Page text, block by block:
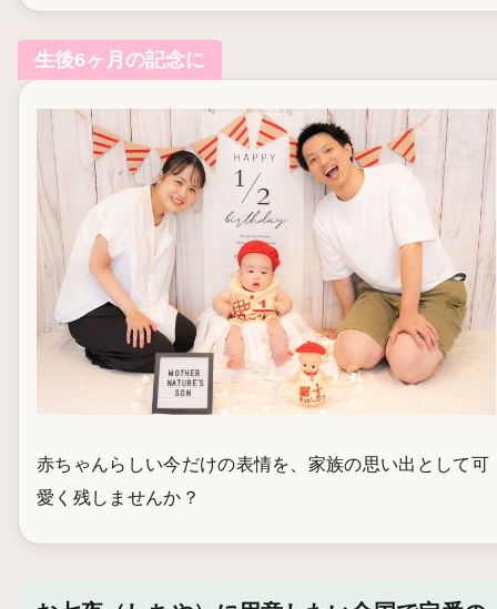
生後6ヶ月の記念に
赤ちゃんらしい今だけの表情を、家族の思い出として可
愛く残しませんか？